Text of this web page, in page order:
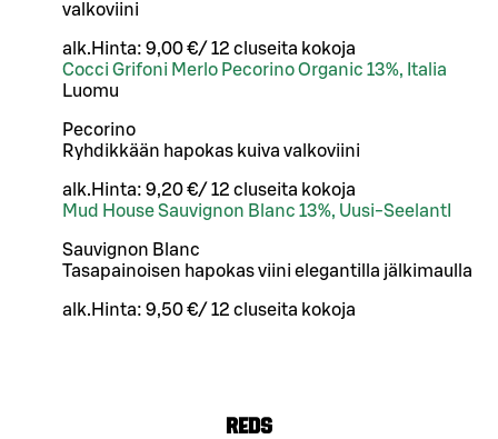
valkoviini
alk. Hinta: 9,00 €/ 12 cl useita kokoja
Cocci Grifoni Merlo Pecorino Organic 13%, Italia
Luomu
Pecorino
Ryhdikkään hapokas kuiva valkoviini
alk. Hinta: 9,20 €/ 12 cl useita kokoja
Mud House Sauvignon Blanc 13%, Uusi-SeelantI
Sauvignon Blanc
Tasapainoisen hapokas viini elegantilla jälkimaulla
alk. Hinta: 9,50 €/ 12 cl useita kokoja
REDS